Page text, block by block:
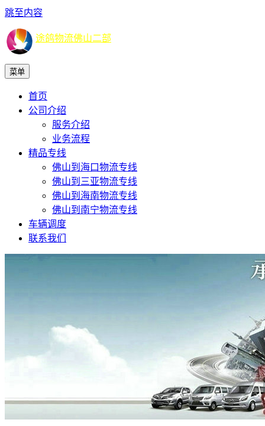
跳至内容
途鸽物流佛山二部
菜单
首页
公司介绍
服务介绍
业务流程
精品专线
佛山到海口物流专线
佛山到三亚物流专线
佛山到海南物流专线
佛山到南宁物流专线
车辆调度
联系我们